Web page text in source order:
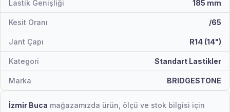
Lastik Genişliği 185 mm
Kesit Oranı /65
Jant Çapı R14 (14")
Kategori Standart Lastikler
Marka BRIDGESTONE
İzmir Buca mağazamızda ürün, ölçü ve stok bilgisi için